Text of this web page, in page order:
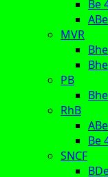
Be
MVR
PB
RhB
Be
SNCF